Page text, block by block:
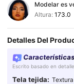
Modelar es
Altura: 173.0
Detalles Del
Escrito basado en
Tela tejida: